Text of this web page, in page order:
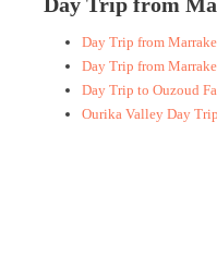
Day Trip from
Day Trip from
Day Trip to Ouzoud
Ourika Valley Day